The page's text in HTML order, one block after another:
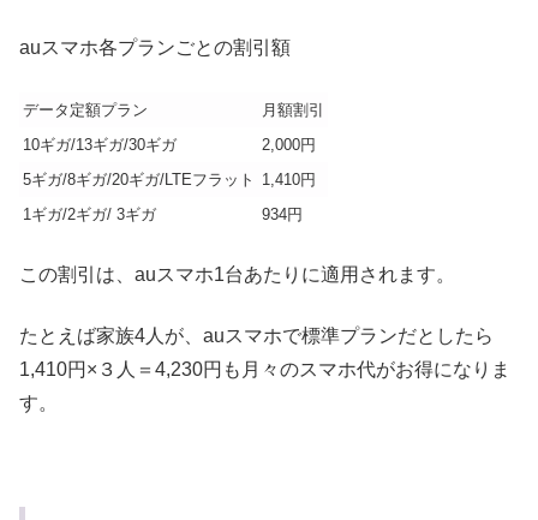
auスマホ各プランごとの割引額
データ定額プラン
月額割引
10ギガ/13ギガ/30ギガ
2,000円
5ギガ/8ギガ/20ギガ/LTEフラット
1,410円
1ギガ/2ギガ/ 3ギガ
934円
この割引は、auスマホ1台あたりに適用されます。
たとえば家族4人が、auスマホで標準プランだとしたら
1,410円×３人＝4,230円も月々のスマホ代がお得になりま
す。